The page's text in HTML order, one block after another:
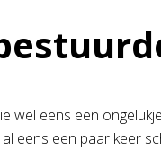
wel eens een
eens een paar keer